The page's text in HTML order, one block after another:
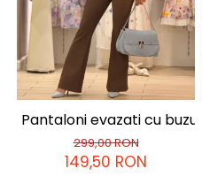
Pantaloni evazati cu
299,00 RON
149,50 RON